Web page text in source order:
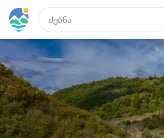
რეგისტრაცია
ტურები